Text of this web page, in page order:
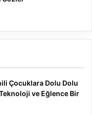
Çocuklara Dolu Dolu
ve Eğlence Bir